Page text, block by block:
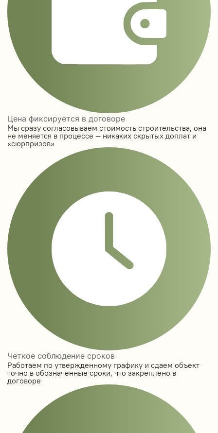
Цена фиксируется в договоре
Мы сразу согласовываем стоимость строительства, она
не меняется в процессе — никаких скрытых доплат и
«сюрпризов»
Четкое соблюдение сроков
Работаем по утвержденному графику и сдаем объект
точно в обозначенные сроки, что закреплено в
договоре